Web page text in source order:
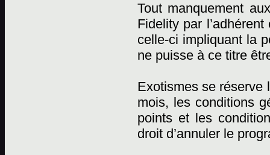
Tout manquement
Fidelity par
celle-ci impliquant la
ne puisse à ce titre
Exotismes se réserve
mois, les conditions
points et les
droit d’annuler le